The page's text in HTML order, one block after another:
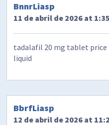
BnnrLiasp
11 de abril de 2026 at
tadalafil 20 mg tablet price
liquid
BbrfLiasp
12 de abril de 2026 at